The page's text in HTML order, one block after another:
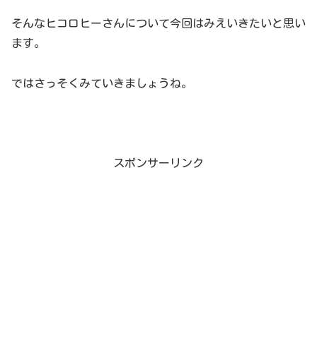
そんなヒコロヒーさんについて今回はみえいきたいと思い
ます。
ではさっそくみていきましょうね。
スポンサーリンク